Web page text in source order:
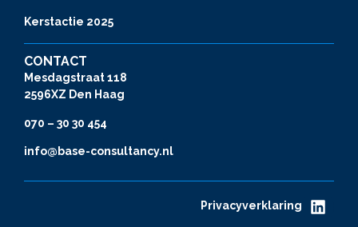
Kerstactie 2025
CONTACT
Mesdagstraat 118
2596XZ Den Haag
070 – 30 30 454
info@base-consultancy.nl
Privacyverklaring